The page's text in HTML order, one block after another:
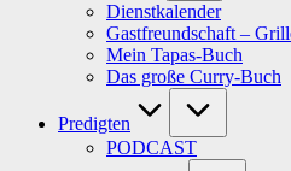
Dienstkalender
Gastfreundschaft –
Mein Tapas-Buch
Das große Curry-Buch
Predigten
PODCAST